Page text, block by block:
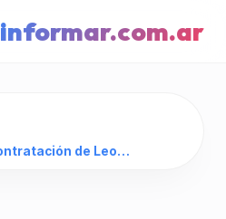
informar.com.ar
Flamengo Confirma Contratación de Leonardo Jardim: ¿Cómo Impactará en la Estrategia del Plantel?